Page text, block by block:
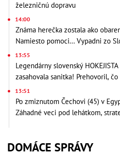
železničnú dopravu
14:00
Známa herečka zostala ako
Namiesto pomoci... Vypadni zo
13:55
Legendárny slovenský
zasahovala sanitka! Prehovoril, čo
13:51
Po zmiznutom Čechovi (45) v
Záhadné veci pod lehátkom,
DOMÁCE SPRÁVY